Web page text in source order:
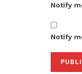
Notify
Notify